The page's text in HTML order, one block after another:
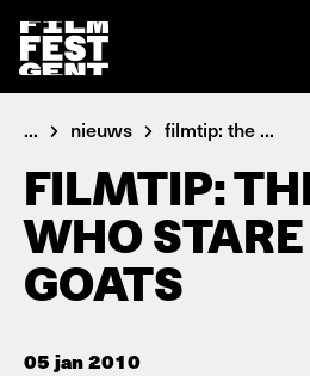
... nieuws filmtip: the ...
FILMTIP:
WHO
GOATS
05 jan 2010